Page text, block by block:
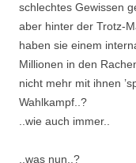
schlechtes Gewissen
aber hinter der Trotz-
haben sie einem
Millionen in den
nicht mehr mit ihnen
Wahlkampf..?
..wie auch immer..
..was nun..?